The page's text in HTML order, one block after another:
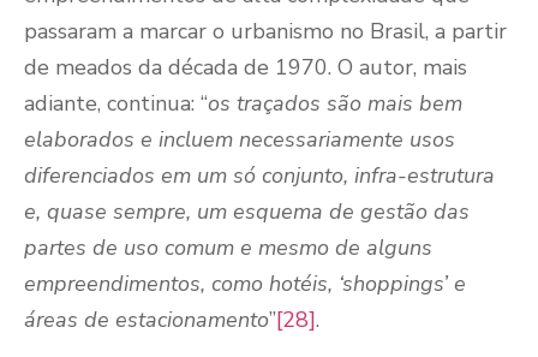
passaram a marcar o urbanismo no Brasil, a partir
de meados da década de 1970. O autor, mais
adiante, continua: “os traçados são mais bem
elaborados e incluem necessariamente usos
diferenciados em um só conjunto, infra-estrutura
e, quase sempre, um esquema de gestão das
partes de uso comum e mesmo de alguns
empreendimentos, como hotéis, ‘shoppings’ e
áreas de estacionamento”[28].